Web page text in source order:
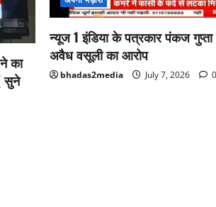
का
सुने
न्यूज 1 इंडिया के पत्रकार पंकज
अवैध वसूली का आरोप
bhadas2media July 7, 2026 0